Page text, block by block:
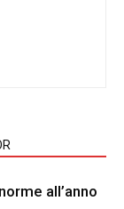
all’anno